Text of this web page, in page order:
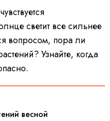
светит все сильнее
вопросом, пора ли
Узнайте, когда
весной